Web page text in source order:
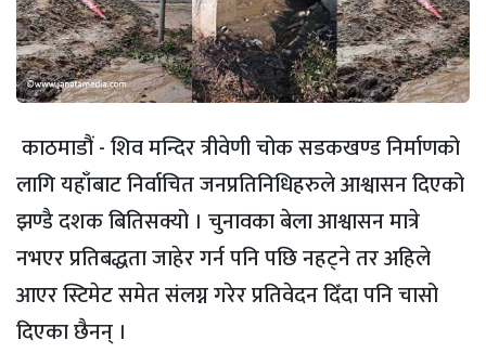
काठमाडौं - शिव मन्दिर त्रीवेणी चोक सडकखण्ड निर्माणको
लागि यहाँबाट निर्वाचित जनप्रतिनिधिहरुले आश्वासन दिएको
झण्डै दशक बितिसक्यो । चुनावका बेला आश्वासन मात्रे
नभएर प्रतिबद्धता जाहेर गर्न पनि पछि नहट्ने तर अहिले
आएर स्टिमेट समेत संलग्न गरेर प्रतिवेदन दिँदा पनि चासो
दिएका छैनन् ।